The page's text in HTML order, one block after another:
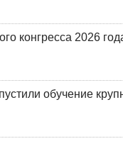
конгресса 2026
обучение